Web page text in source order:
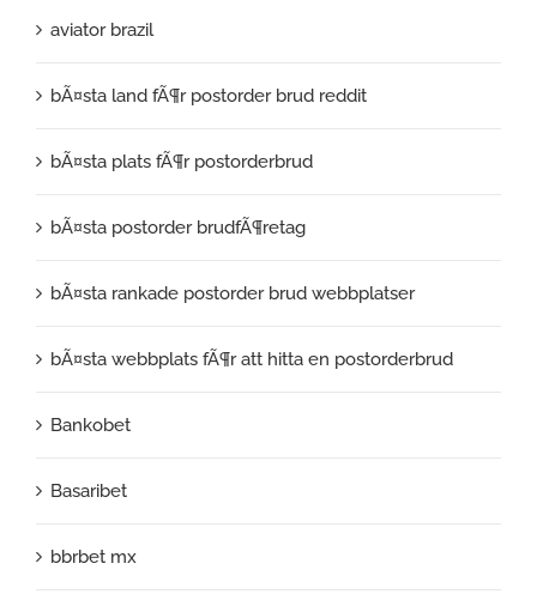
aviator brazil
bÃ¤sta land fÃ¶r postorder brud reddit
bÃ¤sta plats fÃ¶r postorderbrud
bÃ¤sta postorder brudfÃ¶retag
bÃ¤sta rankade postorder brud webbplatser
bÃ¤sta webbplats fÃ¶r att hitta en postorderbrud
Bankobet
Basaribet
bbrbet mx